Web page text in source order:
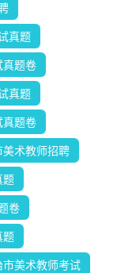
真题
真题卷
真题
真题卷
美术教师招聘
题
卷
题
市美术教师考试